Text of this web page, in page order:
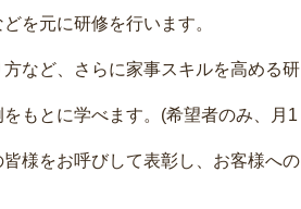
を元に研修を行います。
など、さらに家事スキルを高める研
もとに学べます。(希望者のみ、月1
様をお呼びして表彰し、お客様への